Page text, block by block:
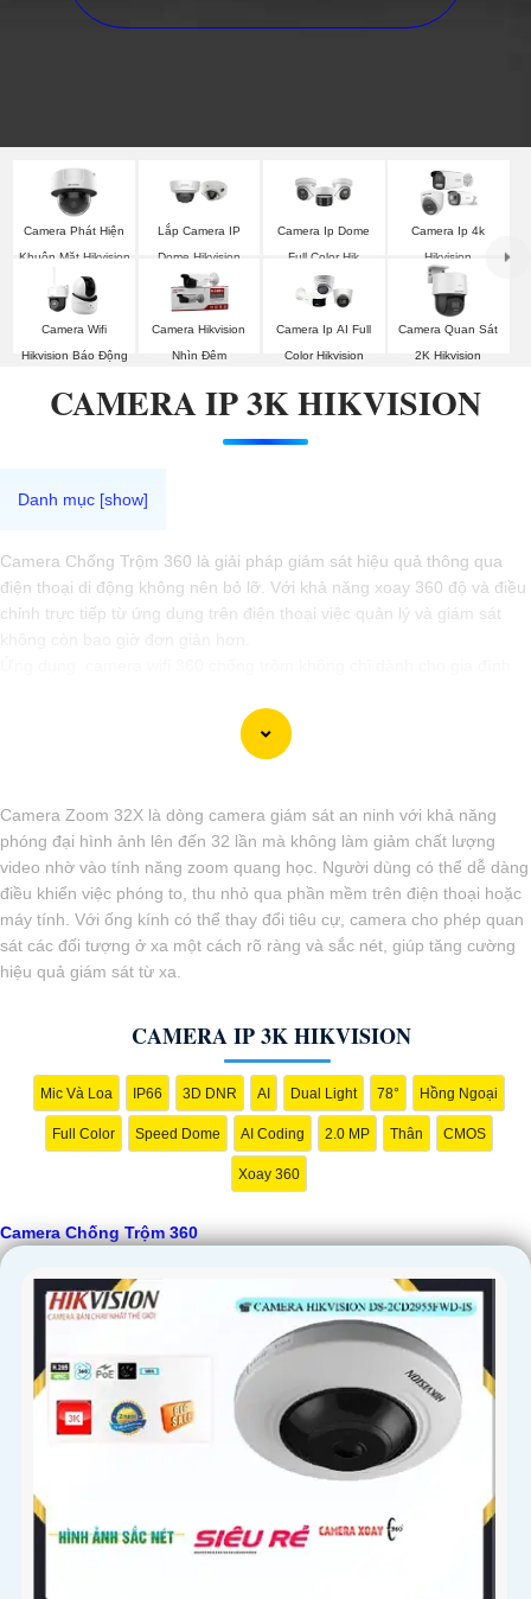
Camera Phát Hiện
Khuôn Mặt Hikvision
Lắp Camera IP
Dome Hikvision
Camera Ip Dome
Full Color Hik
Camera Ip 4k
Hikvision
Camera Wifi
Hikvision Báo Động
Camera Hikvision
Nhìn Đêm
Camera Ip AI Full
Color Hikvision
Camera Quan Sát
2K Hikvision
CAMERA IP 3K HIKVISION
Camera Chống Trộm 360 là giải pháp giám sát hiệu quả thông qua
điện thoại di động không nên bỏ lỡ. Với khả năng xoay 360 độ và điều
chỉnh trực tiếp từ ứng dụng trên điện thoại việc quản lý và giám sát
Camera Zoom 32X là dòng camera giám sát an ninh với khả năng
phóng đại hình ảnh lên đến 32 lần mà không làm giảm chất lượng
video nhờ vào tính năng zoom quang học. Người dùng có thể dễ dàng
điều khiển việc phóng to, thu nhỏ qua phần mềm trên điện thoại hoặc
máy tính. Với ống kính có thể thay đổi tiêu cự, camera cho phép quan
sát các đối tượng ở xa một cách rõ ràng và sắc nét, giúp tăng cường
hiệu quả giám sát từ xa.
CAMERA IP 3K HIKVISION
Mic Và Loa IP66 3D DNR AI Dual Light 78° Hồng Ngoại
Full Color Speed Dome AI Coding 2.0 MP Thân CMOS
Xoay 360
Camera Chống Trộm 360